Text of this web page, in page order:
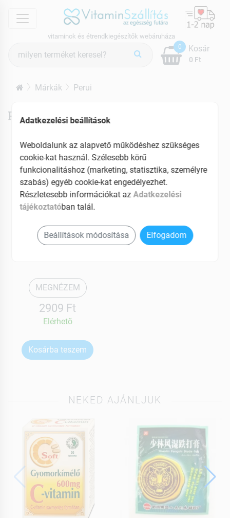
menu
vitaminok és étrendkiegészítők webáruháza
keresés
0
0 Ft
Kosár
Márkák Perui
Perui termékek
Perui
Kovaföld por kapszula
MEGNÉZEM
2909 Ft
Elérhetõ
Kosárba teszem
NEKED AJÁNLJUK
Adatkezelési beállítások
Weboldalunk az alapvető működéshez szükséges
cookie-kat használ. Szélesebb körű
funkcionalitáshoz (marketing, statisztika, személyre
szabás) egyéb cookie-kat engedélyezhet.
Részletesebb információkat azAdatkezelési
tájékoztatóban talál.
Beállítások módosítása Elfogadom